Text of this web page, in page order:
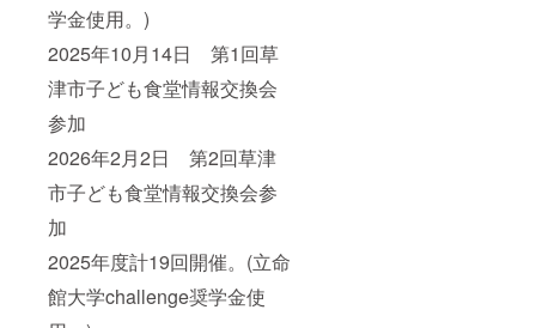
学金使用。)
2025年10月14日 第1回草
津市子ども食堂情報交換会
参加
2026年2月2日 第2回草津
市子ども食堂情報交換会参
加
2025年度計19回開催。(立命
館大学challenge奨学金使